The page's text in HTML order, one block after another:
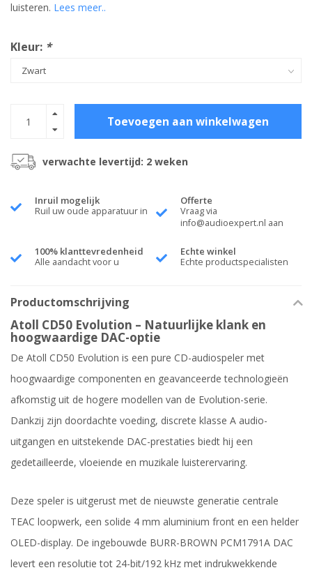
luisteren. Lees meer..
Kleur: *
Toevoegen aan winkelwagen
verwachte levertijd: 2 weken
Inruil mogelijk
Ruil uw oude apparatuur in
Offerte
Vraag via
info@audioexpert.nl aan
100% klanttevredenheid
Alle aandacht voor u
Echte winkel
Echte productspecialisten
Productomschrijving
Atoll CD50 Evolution – Natuurlijke klank en
hoogwaardige DAC-optie
De Atoll CD50 Evolution is een pure CD-audiospeler met
hoogwaardige componenten en geavanceerde technologieën
afkomstig uit de hogere modellen van de Evolution-serie.
Dankzij zijn doordachte voeding, discrete klasse A audio-
uitgangen en uitstekende DAC-prestaties biedt hij een
gedetailleerde, vloeiende en muzikale luisterervaring.
Deze speler is uitgerust met de nieuwste generatie centrale
TEAC loopwerk, een solide 4 mm aluminium front en een helder
OLED-display. De ingebouwde BURR-BROWN PCM1791A DAC
levert een resolutie tot 24-bit/192 kHz met indrukwekkende